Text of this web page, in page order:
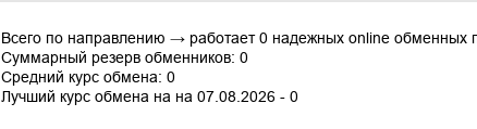
Всего по направлению → работает 0 надежных online обменных
Суммарный резерв обменников: 0
Средний курс обмена: 0
Лучший курс обмена на на 07.08.2026 - 0